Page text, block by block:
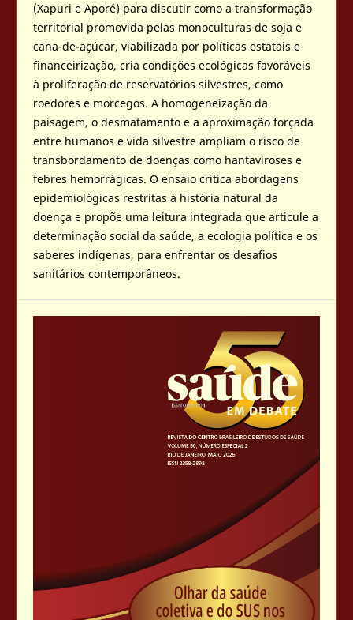
(Xapuri e Aporé) para discutir como a transformação
territorial promovida pelas monoculturas de soja e
cana-de-açúcar, viabilizada por políticas estatais e
financeirização, cria condições ecológicas favoráveis
à proliferação de reservatórios silvestres, como
roedores e morcegos. A homogeneização da
paisagem, o desmatamento e a aproximação forçada
entre humanos e vida silvestre ampliam o risco de
transbordamento de doenças como hantaviroses e
febres hemorrágicas. O ensaio critica abordagens
epidemiológicas restritas à história natural da
doença e propõe uma leitura integrada que articule a
determinação social da saúde, a ecologia política e os
saberes indígenas, para enfrentar os desafios
sanitários contemporâneos.